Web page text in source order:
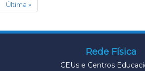
Última »
Rede Física
CEUs e Centros